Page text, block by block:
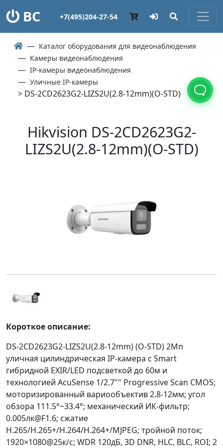
ВС +7(495)204-27-54
Каталог оборудования для видеонаблюдения
Камеры видеонаблюдения
IP-камеры видеонаблюдения
Уличные IP-камеры
> DS-2CD2623G2-LIZS2U(2.8-12mm)(O-STD)
Hikvision DS-2CD2623G2-
LIZS2U(2.8-12mm)(O-STD)
Короткое описание:
DS-2CD2623G2-LIZS2U(2.8-12mm) (O-STD) 2Мп
уличная цилиндрическая IP-камера c Smart
гибридной EXIR/LED подсветкой до 60м и
технологией AcuSense 1/2.7"" Progressive Scan CMOS;
моторизированный вариообъектив 2.8-12мм; угол
обзора 111.5°~33.4°; механический ИК-фильтр;
0.005лк@F1.6; сжатие
H.265/H.265+/H.264/H.264+/MJPEG; тройной поток;
1920×1080@25к/с; WDR 120дБ, 3D DNR, HLC, BLC, ROI; 2